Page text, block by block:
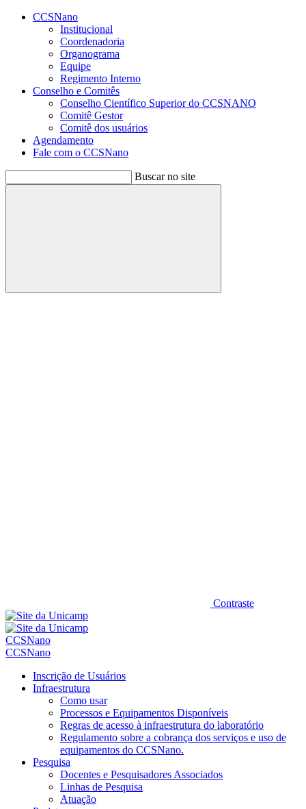
Conteúdo principal
CCSNano
Institucional
Coordenadoria
Organograma
Equipe
Regimento Interno
Conselho e Comitês
Conselho Científico Superior do CCSNANO
Comitê Gestor
Comitê dos usuários
Agendamento
Fale com o CCSNano
Buscar no site
Buscar
Contraste
CCSNano
CCSNano
Inscrição de Usuários
Infraestrutura
Como usar
Processos e Equipamentos Disponíveis
Regras de acesso à infraestrutura do laboratório
Regulamento sobre a cobrança dos serviços e uso de
equipamentos do CCSNano.
Pesquisa
Docentes e Pesquisadores Associados
Linhas de Pesquisa
Atuação